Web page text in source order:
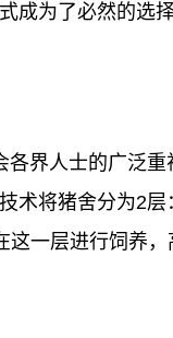
成为了必然的选择
界人士的广泛
术将猪舍分为2
一层进行饲养